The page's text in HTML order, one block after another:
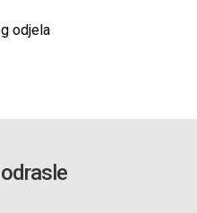
odjela